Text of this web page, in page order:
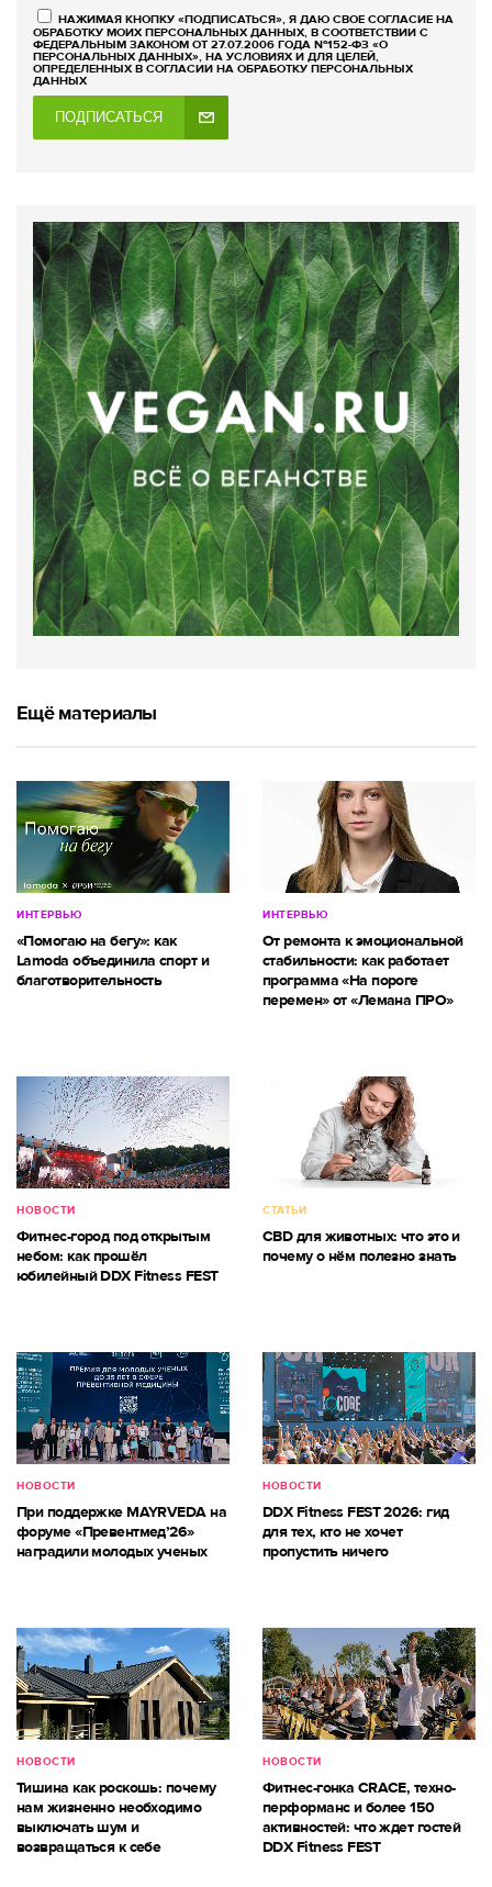
НАЖИМАЯ КНОПКУ «ПОДПИСАТЬСЯ», Я ДАЮ СВОЕ СОГЛАСИЕ НА
ОБРАБОТКУ МОИХ ПЕРСОНАЛЬНЫХ ДАННЫХ, В СООТВЕТСТВИИ С
ФЕДЕРАЛЬНЫМ ЗАКОНОМ ОТ 27.07.2006 ГОДА №152-ФЗ «О
ПЕРСОНАЛЬНЫХ ДАННЫХ», НА УСЛОВИЯХ И ДЛЯ ЦЕЛЕЙ,
ОПРЕДЕЛЕННЫХ В СОГЛАСИИ НА ОБРАБОТКУ ПЕРСОНАЛЬНЫХ
ДАННЫХ
ПОДПИСАТЬСЯ
Ещё материалы
ИНТЕРВЬЮ
«Помогаю на бегу»: как
Lamoda объединила спорт и
благотворительность
ИНТЕРВЬЮ
От ремонта к эмоциональной
стабильности: как работает
программа «На пороге
перемен» от «Лемана ПРО»
НОВОСТИ
Фитнес-город под открытым
небом: как прошёл
юбилейный DDX Fitness FEST
СТАТЬИ
CBD для животных: что это и
почему о нём полезно знать
НОВОСТИ
При поддержке MAYRVEDA на
форуме «Превентмед’26»
наградили молодых ученых
НОВОСТИ
DDX Fitness FEST 2026: гид
для тех, кто не хочет
пропустить ничего
НОВОСТИ
Тишина как роскошь: почему
нам жизненно необходимо
выключать шум и
возвращаться к себе
НОВОСТИ
Фитнес-гонка CRACE, техно-
перформанс и более 150
активностей: что ждет гостей
DDX Fitness FEST